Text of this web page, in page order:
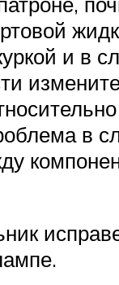
и в
в